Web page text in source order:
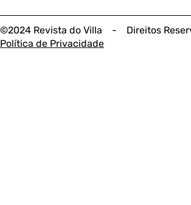
©2024 Revista do Villa - Direitos
Política de Privacidade